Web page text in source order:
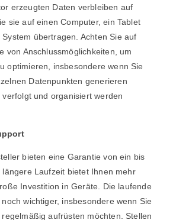
erzeugten Daten verbleiben auf
sie auf einen Computer, ein Tablet
übertragen. Achten Sie auf
von Anschlussmöglichkeiten, um
optimieren, insbesondere wenn Sie
Datenpunkten generieren
und organisiert werden
bieten eine Garantie von ein bis
Laufzeit bietet Ihnen mehr
Investition in Geräte. Die laufende
wichtiger, insbesondere wenn Sie
aufrüsten möchten. Stellen